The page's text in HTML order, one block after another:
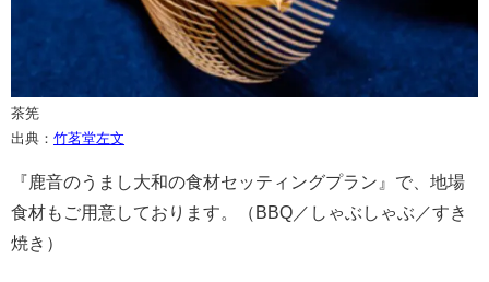
茶筅
出典： 竹茗堂左文
『鹿音のうまし大和の食材セッティングプラン』で、地場
食材もご用意しております。（BBQ／しゃぶしゃぶ／すき
焼き）